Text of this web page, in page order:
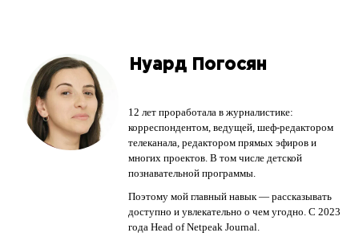
Нуард Погосян
12 лет проработала в журналистике:
корреспондентом, ведущей, шеф-редактором
телеканала, редактором прямых эфиров и
многих проектов. В том числе детской
познавательной программы.
Поэтому мой главный навык — рассказывать
доступно и увлекательно о чем угодно. С 2023
года Head of Netpeak Journal.